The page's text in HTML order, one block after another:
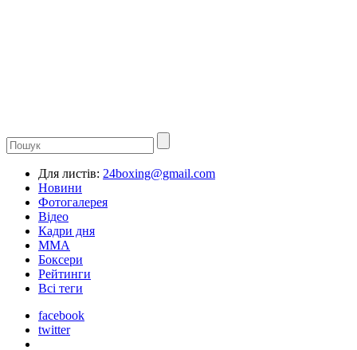
Для листів: 24boxing@gmail.com
Новини
Фотогалерея
Відео
Кадри дня
ММА
Боксери
Рейтинги
Всі теги
facebook
twitter